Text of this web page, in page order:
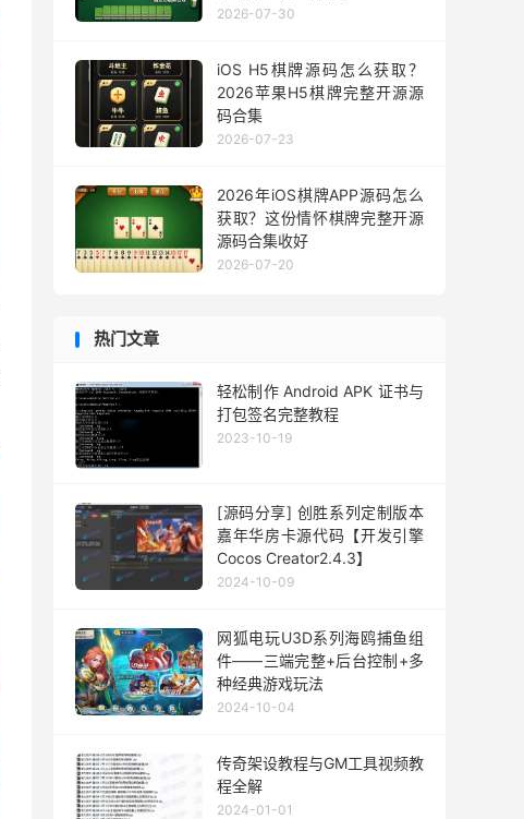
2026-07-30
iOS H5棋牌源码怎么获取？
2026苹果H5棋牌完整开源源
码合集
2026-07-23
2026年iOS棋牌APP源码怎么
获取？这份情怀棋牌完整开源
源码合集收好
2026-07-20
热门文章
轻松制作 Android APK 证书与
打包签名完整教程
2023-10-19
[源码分享] 创胜系列定制版本
嘉年华房卡源代码【开发引擎
Cocos Creator2.4.3】
2024-10-09
网狐电玩U3D系列海鸥捕鱼组
件——三端完整+后台控制+多
种经典游戏玩法
2024-10-04
传奇架设教程与GM工具视频教
程全解
2024-01-01